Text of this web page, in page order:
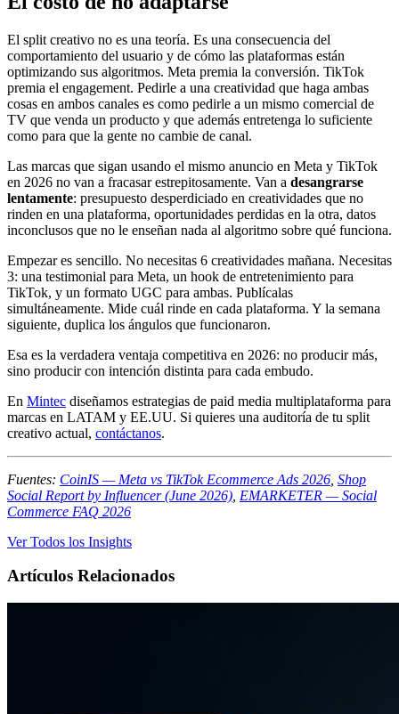
El split creativo no es una teoría. Es una consecuencia del
comportamiento del usuario y de cómo las plataformas están
optimizando sus algoritmos. Meta premia la conversión. TikTok
premia el engagement. Pedirle a una creatividad que haga ambas
cosas en ambos canales es como pedirle a un mismo comercial de
TV que venda un producto y que además entretenga lo suficiente
como para que la gente no cambie de canal.
Las marcas que sigan usando el mismo anuncio en Meta y TikTok
en 2026 no van a fracasar estrepitosamente. Van a desangrarse
lentamente: presupuesto desperdiciado en creatividades que no
rinden en una plataforma, oportunidades perdidas en la otra, datos
inconclusos que no le enseñan nada al algoritmo sobre qué funciona.
Empezar es sencillo. No necesitas 6 creatividades mañana. Necesitas
3: una testimonial para Meta, un hook de entretenimiento para
TikTok, y un formato UGC para ambas. Publícalas
simultáneamente. Mide cuál rinde en cada plataforma. Y la semana
siguiente, duplica los ángulos que funcionaron.
Esa es la verdadera ventaja competitiva en 2026: no producir más,
sino producir con intención distinta para cada embudo.
En Mintec diseñamos estrategias de paid media multiplataforma para
marcas en LATAM y EE.UU. Si quieres una auditoría de tu split
creativo actual, contáctanos.
Fuentes: CoinIS — Meta vs TikTok Ecommerce Ads 2026 Shop
Social Report by Influencer (June 2026) EMARKETER — Social
Commerce FAQ 2026
Ver Todos los Insights
Artículos Relacionados